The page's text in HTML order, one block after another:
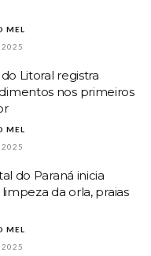
MEL
2025
Litoral registra
nos primeiros
MEL
2025
do Paraná inicia
da orla, praias
MEL
2025